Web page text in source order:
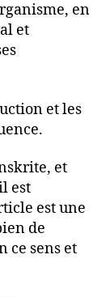
en
et
et les
et
est
est une
de
ce sens et